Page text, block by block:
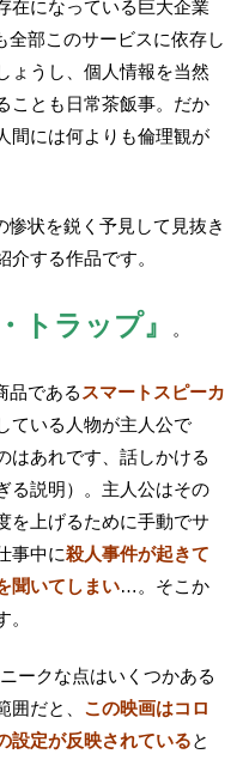
在になっている巨大企業
全部このサービスに依存し
ょうし、個人情報を当然
ことも日常茶飯事。だか
間には何よりも倫理観が
惨状を鋭く予見して見抜き
する作品です。
トラップ』 。
品である スマートスピーカ
ている人物が主人公で
はあれです、話しかける
る説明）。主人公はその
を上げるために手動でサ
事中に殺人事件が起きて
聞いてしまい…。そこか
ークな点はいくつかある
だと、 この映画はコロ
設定が反映されていると